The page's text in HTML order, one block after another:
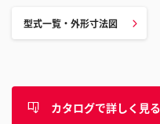
型式一覧・外形寸法図
カタログで詳しく見る